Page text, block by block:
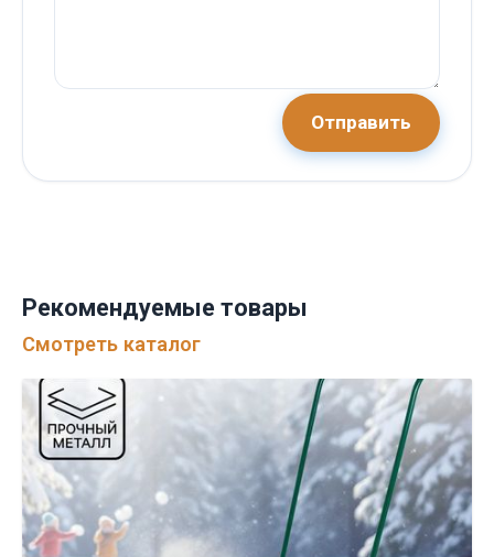
Отправить
Рекомендуемые товары
Смотреть каталог